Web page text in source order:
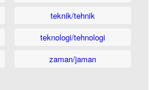
teknik/tehnik
teknologi/tehnologi
zaman/jaman